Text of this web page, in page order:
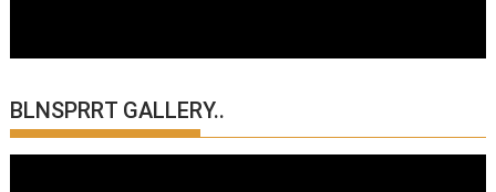
BLNSPRRT GALLERY..